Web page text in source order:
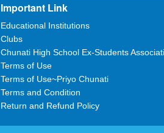
Important Link
Educational Institutions
Clubs
Chunati High School Ex-Students
Terms of Use
Terms of Use~Priyo Chunati
Terms and Condition
Return and Refund Policy